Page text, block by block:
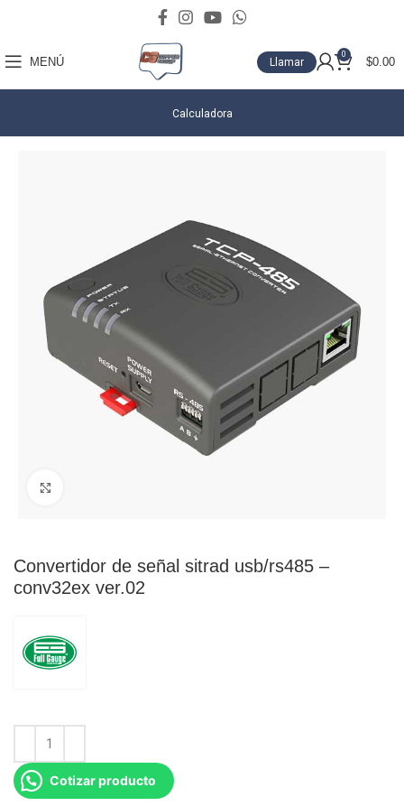
MENÚ Llamar
0
$0.00
Calculadora
Convertidor de señal sitrad usb/rs485 –
conv32ex ver.02
Cotizar producto